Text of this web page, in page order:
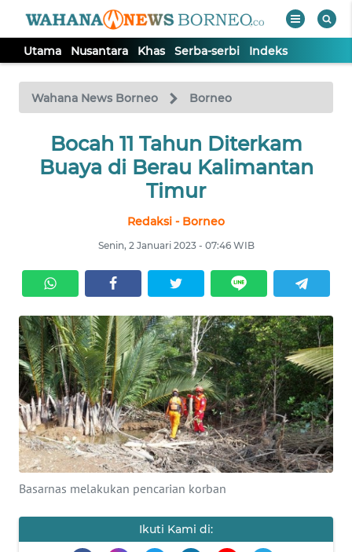
Utama Nusantara Khas Serba-serbi Indeks
Wahana News Borneo Borneo
Bocah 11 Tahun Diterkam
Buaya di Berau Kalimantan
Timur
Redaksi - Borneo
Senin, 2 Januari 2023 - 07:46 WIB
Basarnas melakukan pencarian korban
Ikuti Kami di:
TV
Tutup
UTAMA
SERBA-
SERBI
Informasi
INDEKS
BERITA
KONTAK
KAMI
INFO
TENTANG